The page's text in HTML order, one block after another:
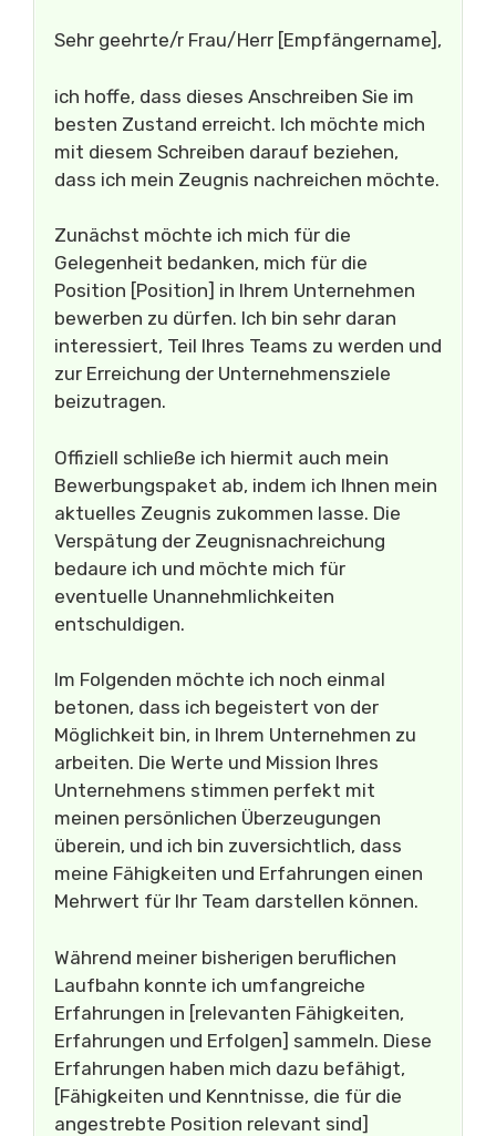
Sehr geehrte/r Frau/Herr [Empfängername],
ich hoffe, dass dieses Anschreiben Sie im
besten Zustand erreicht. Ich möchte mich
mit diesem Schreiben darauf beziehen,
dass ich mein Zeugnis nachreichen möchte.
Zunächst möchte ich mich für die
Gelegenheit bedanken, mich für die
Position [Position] in Ihrem Unternehmen
bewerben zu dürfen. Ich bin sehr daran
interessiert, Teil Ihres Teams zu werden und
zur Erreichung der Unternehmensziele
beizutragen.
Offiziell schließe ich hiermit auch mein
Bewerbungspaket ab, indem ich Ihnen mein
aktuelles Zeugnis zukommen lasse. Die
Verspätung der Zeugnisnachreichung
bedaure ich und möchte mich für
eventuelle Unannehmlichkeiten
entschuldigen.
Im Folgenden möchte ich noch einmal
betonen, dass ich begeistert von der
Möglichkeit bin, in Ihrem Unternehmen zu
arbeiten. Die Werte und Mission Ihres
Unternehmens stimmen perfekt mit
meinen persönlichen Überzeugungen
überein, und ich bin zuversichtlich, dass
meine Fähigkeiten und Erfahrungen einen
Mehrwert für Ihr Team darstellen können.
Während meiner bisherigen beruflichen
Laufbahn konnte ich umfangreiche
Erfahrungen in [relevanten Fähigkeiten,
Erfahrungen und Erfolgen] sammeln. Diese
Erfahrungen haben mich dazu befähigt,
[Fähigkeiten und Kenntnisse, die für die
angestrebte Position relevant sind]